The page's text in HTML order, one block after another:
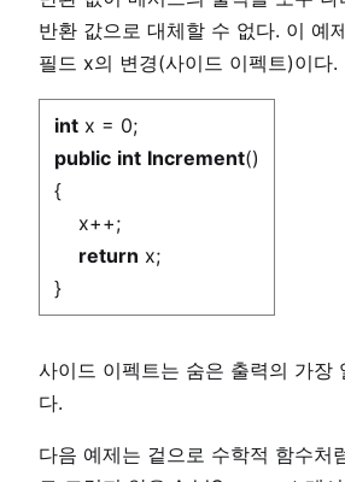
반환 값으로 대체할 수 없다. 이 예
필드 x의 변경(사이드 이펙트)이다.
int x = 0;
public int Increment()
{
x++;
return x;
}
사이드 이펙트는 숨은 출력의 가장
다.
다음 예제는 겉으로 수학적 함수처